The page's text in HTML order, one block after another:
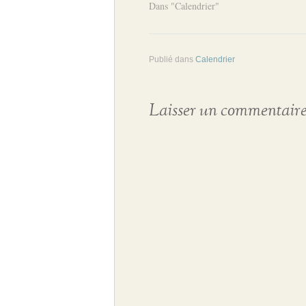
Dans "Calendrier"
Publié dans Calendrier
Laisser un